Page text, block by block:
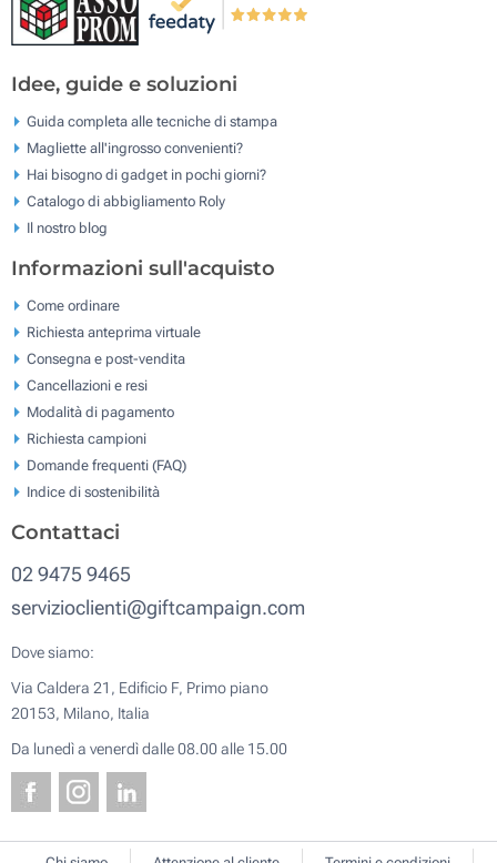
Idee, guide e soluzioni
Guida completa alle tecniche di stampa
Magliette all'ingrosso convenienti?
Hai bisogno di gadget in pochi giorni?
Catalogo di abbigliamento Roly
Il nostro blog
Informazioni sull'acquisto
Come ordinare
Richiesta anteprima virtuale
Consegna e post-vendita
Cancellazioni e resi
Modalità di pagamento
Richiesta campioni
Domande frequenti (FAQ)
Indice di sostenibilità
Contattaci
02 9475 9465
servizioclienti@giftcampaign.com
Dove siamo:
Via Caldera 21, Edificio F, Primo piano
20153, Milano, Italia
Da lunedì a venerdì dalle 08.00 alle 15.00